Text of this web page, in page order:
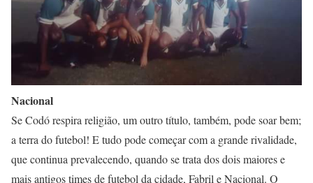
Nacional
Se Codó respira religião, um outro título, também, pode soar bem;
a terra do futebol! E tudo pode começar com a grande rivalidade,
que continua prevalecendo, quando se trata dos dois maiores e
mais antigos times de futebol da cidade, Fabril e Nacional. O